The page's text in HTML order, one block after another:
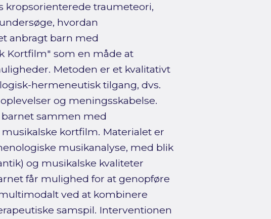
kropsorienterede traumeteori,
hvordan
anbragt barn med
Kortfilm" som en måde at
Metoden er et kvalitativt
hermeneutisk tilgang, dvs.
og meningsskabelse.
sammen med
kortfilm. Materialet er
musikanalyse, med blik
og musikalske kvaliteter
får mulighed for at genopføre
ved at kombinere
samspil. Interventionen